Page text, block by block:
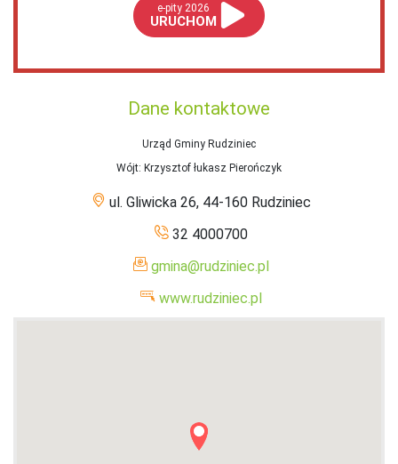
e-pity 2026
URUCHOM
Dane kontaktowe
Urząd Gminy Rudziniec
Wójt: Krzysztof łukasz Pierończyk
ul. Gliwicka 26, 44-160 Rudziniec
32 4000700
gmina@rudziniec.pl
www.rudziniec.pl